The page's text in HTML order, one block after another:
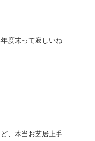
度末って寂しいね
、本当お芝居上手...